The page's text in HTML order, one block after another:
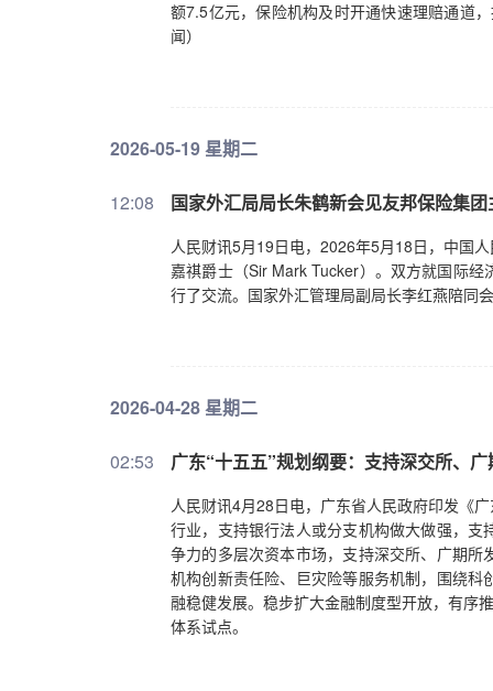
额7.5亿元，保险机构及时开通快速理赔通道
闻）
2026-05-19 星期二
12:08 国家外汇局局长朱鹤新会见友邦保险集
人民财讯5月19日电，2026年5月18日，中国
嘉祺爵士（Sir Mark Tucker）。双方就国际
行了交流。国家外汇管理局副局长李红燕陪同
2026-04-28 星期二
02:53 广东“十五五”规划纲要：支持深交所、
人民财讯4月28日电，广东省人民政府印发《
行业，支持银行法人或分支机构做大做强，
争力的多层次资本市场，支持深交所、广期
机构创新责任险、巨灾险等服务机制，围绕
融稳健发展。稳步扩大金融制度型开放，有序
体系试点。